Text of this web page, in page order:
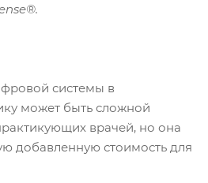
системы в
может быть сложной
врачей, но она
добавленную стоимость для